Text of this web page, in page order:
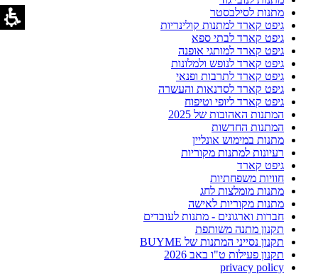
מתנות לסילבסטר
גיפט קארד למתנות קולינריות
גיפט קארד לבתי ספא
גיפט קארד למותגי אופנה
גיפט קארד לנופש ולמלונות
גיפט קארד לתרבות ופנאי
גיפט קארד לסדנאות והעשרה
גיפט קארד ליופי וטיפוח
המתנות האהובות של 2025
המתנות החדשות
מתנות במימוש אונליין
רעיונות למתנות מקוריות
גיפט קארד
חוויות משפחתיות
מתנות מומלצות לחג
מתנות מקוריות לאישה
חברות וארגונים - מתנות לעובדים
תקנון מתנה משותפת
תקנון נסייני המתנות של BUYME
תקנון פעילות ט"ו באב 2026
privacy policy